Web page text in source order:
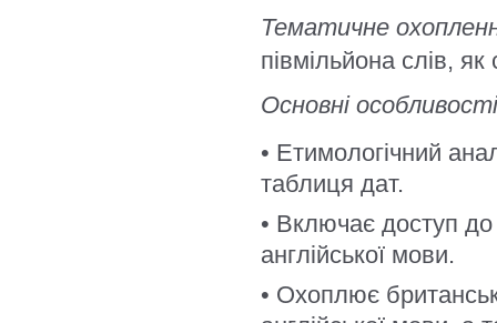
Тематичне
півмільйона слів,
Основні
• Етимологічний
таблиця дат.
• Включає доступ до
англійської мови.
• Охоплює